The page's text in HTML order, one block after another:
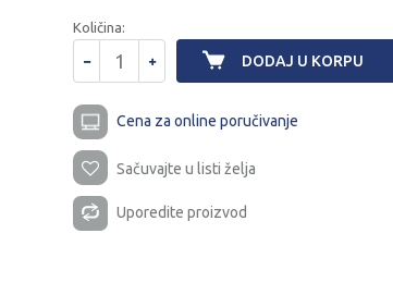
Količina:
DODAJ U KORPU
Cena za online poručivanje
Sačuvajte u listi želja
Uporedite proizvod